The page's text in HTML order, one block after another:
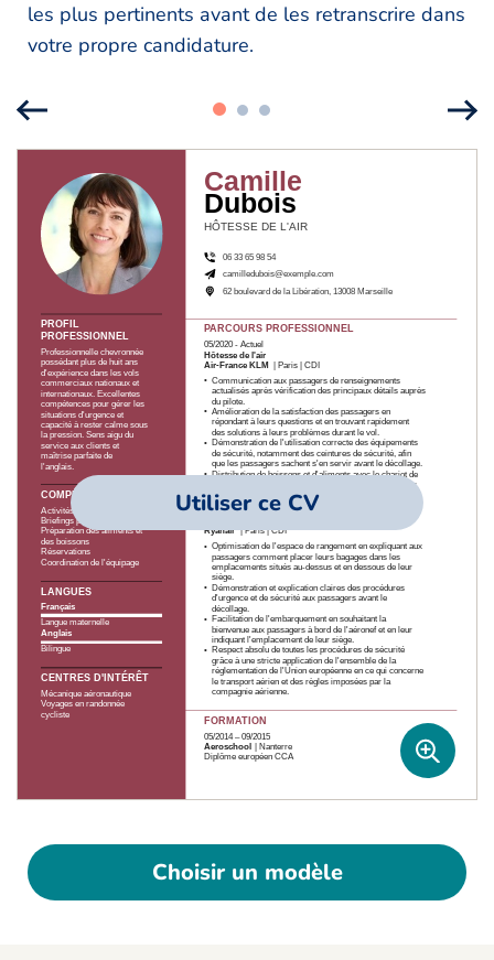
les plus pertinents avant de les retranscrire dans
votre propre candidature.
Utiliser ce CV
Choisir un modèle